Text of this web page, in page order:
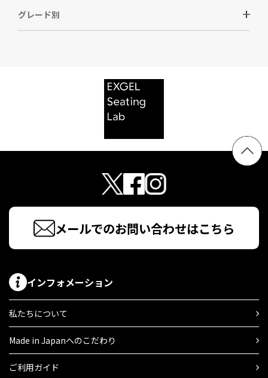
グレード別
メールでのお問い合わせはこちら
インフォメーション
私たちについて
Made in Japanへのこだわり
ご利用ガイド